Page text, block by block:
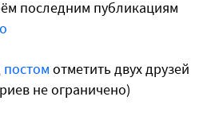
последним публикациям
постом отметить двух друзей
не ограничено)